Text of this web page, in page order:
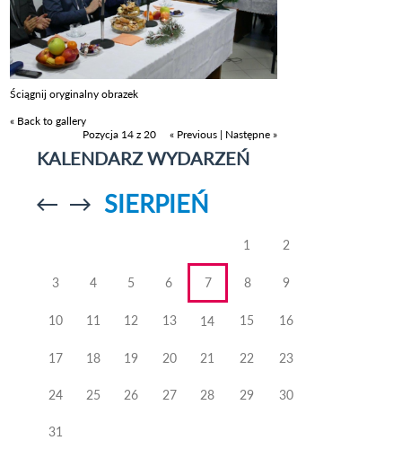
Ściągnij oryginalny obrazek
« Back to gallery
Pozycja 14 z 20
« Previous | Następne »
KALENDARZ WYDARZEŃ
Przejdź doPrzejdź do
SIERPIEŃ
1 2
3 4 5 6 7 8 9
10 11 12 13 14 15 16
17 18 19 20 21 22 23
24 25 26 27 28 29 30
31